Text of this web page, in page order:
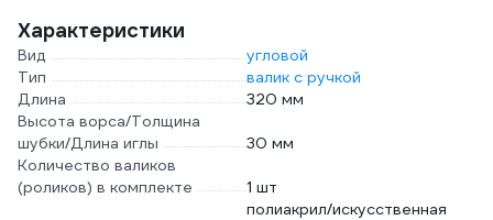
Характеристики
Вид
угловой
Тип
валик с ручкой
Длина
320 мм
Высота ворса/Толщина
шубки/Длина иглы
30 мм
Количество валиков
(роликов) в комплекте
1 шт
полиакрил/искусственная